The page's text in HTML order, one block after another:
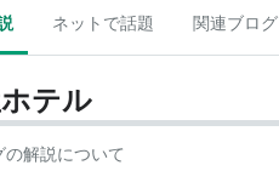
ネットで話題 関連ブログ
テル
の解説について